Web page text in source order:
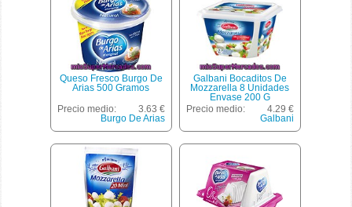
Queso Fresco Burgo De
Arias 500 Gramos
Precio medio:
3.63 €
Burgo De Arias
Galbani Bocaditos De
Mozzarella 8 Unidades
Envase 200 G
Precio medio:
4.29 €
Galbani